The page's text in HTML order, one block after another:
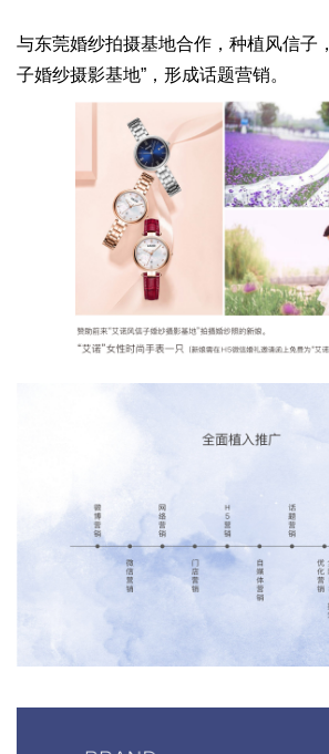
与东莞婚纱拍摄基地合作，种植风信子，
子婚纱摄影基地”，形成话题营销。